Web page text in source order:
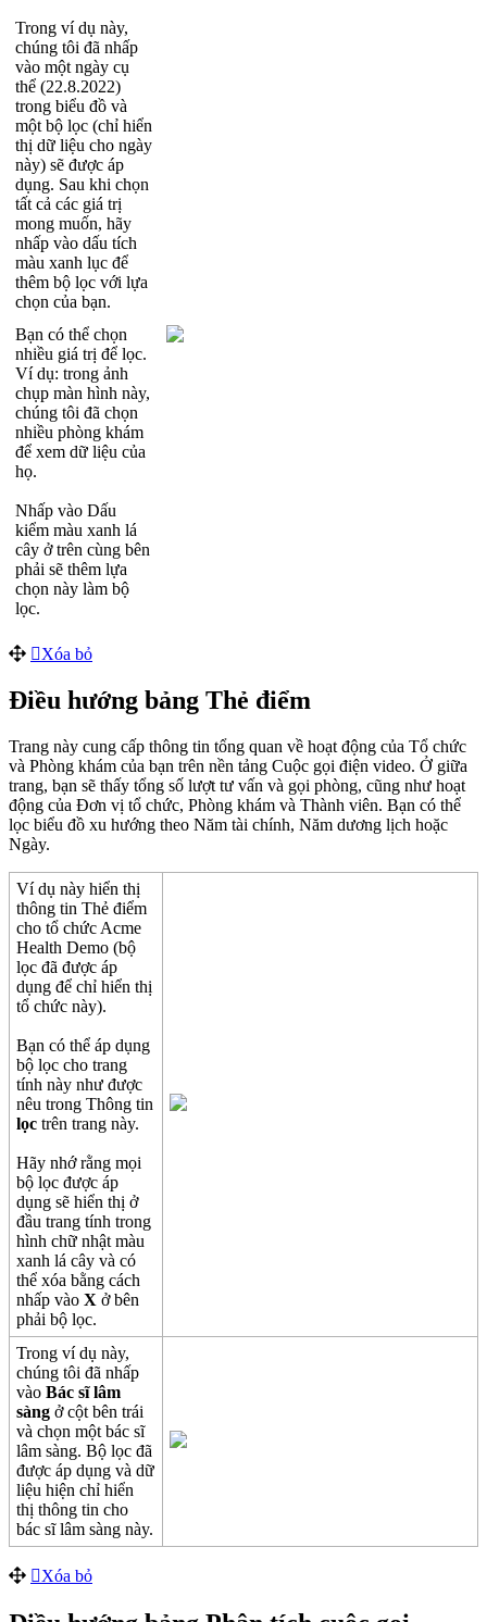
Trong ví dụ này,
chúng tôi đã nhấp
vào một ngày cụ
thể (22.8.2022)
trong biểu đồ và
một bộ lọc (chỉ hiển
thị dữ liệu cho ngày
này) sẽ được áp
dụng. Sau khi chọn
tất cả các giá trị
mong muốn, hãy
nhấp vào dấu tích
màu xanh lục để
thêm bộ lọc với lựa
chọn của bạn.
Bạn có thể chọn
nhiều giá trị để lọc.
Ví dụ: trong ảnh
chụp màn hình này,
chúng tôi đã chọn
nhiều phòng khám
để xem dữ liệu của
họ.
Nhấp vào Dấu
kiểm màu xanh lá
cây ở trên cùng bên
phải sẽ thêm lựa
chọn này làm bộ
lọc.
Xóa bỏ
Điều hướng bảng Thẻ điểm
Trang này cung cấp thông tin tổng quan về hoạt động của Tổ chức
và Phòng khám của bạn trên nền tảng Cuộc gọi điện video. Ở giữa
trang, bạn sẽ thấy tổng số lượt tư vấn và gọi phòng, cũng như hoạt
động của Đơn vị tổ chức, Phòng khám và Thành viên. Bạn có thể
lọc biểu đồ xu hướng theo Năm tài chính, Năm dương lịch hoặc
Ngày.
Ví dụ này hiển thị
thông tin Thẻ điểm
cho tổ chức Acme
Health Demo (bộ
lọc đã được áp
dụng để chỉ hiển thị
tổ chức này).
Bạn có thể áp dụng
bộ lọc cho trang
tính này như được
nêu trong Thông tin
lọc trên trang này.
Hãy nhớ rằng mọi
bộ lọc được áp
dụng sẽ hiển thị ở
đầu trang tính trong
hình chữ nhật màu
xanh lá cây và có
thể xóa bằng cách
nhấp vào X ở bên
phải bộ lọc.
Trong ví dụ này,
chúng tôi đã nhấp
vào Bác sĩ lâm
sàng ở cột bên trái
và chọn một bác sĩ
lâm sàng. Bộ lọc đã
được áp dụng và dữ
liệu hiện chỉ hiển
thị thông tin cho
bác sĩ lâm sàng này.
Xóa bỏ